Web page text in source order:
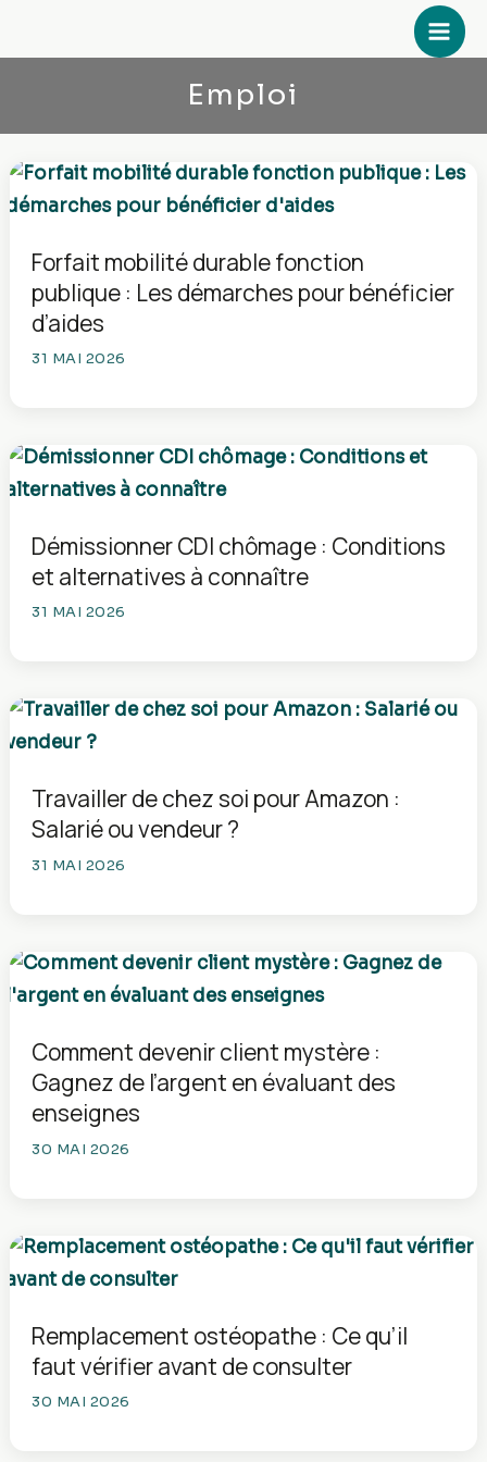
Emploi
Forfait mobilité durable fonction
publique : Les démarches pour bénéficier
d’aides
31 MAI 2026
Démissionner CDI chômage : Conditions
et alternatives à connaître
31 MAI 2026
Travailler de chez soi pour Amazon :
Salarié ou vendeur ?
31 MAI 2026
Comment devenir client mystère :
Gagnez de l’argent en évaluant des
enseignes
30 MAI 2026
Remplacement ostéopathe : Ce qu’il
faut vérifier avant de consulter
30 MAI 2026